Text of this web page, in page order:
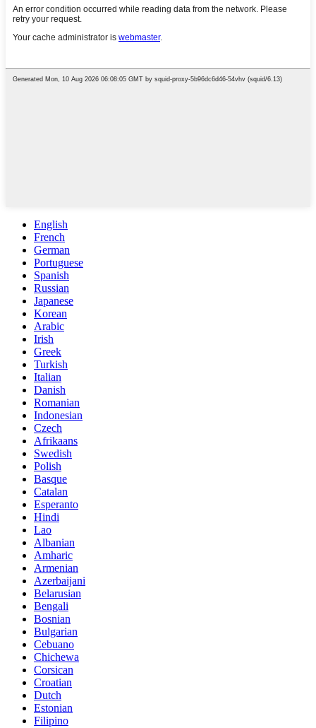
English
French
German
Portuguese
Spanish
Russian
Japanese
Korean
Arabic
Irish
Greek
Turkish
Italian
Danish
Romanian
Indonesian
Czech
Afrikaans
Swedish
Polish
Basque
Catalan
Esperanto
Hindi
Lao
Albanian
Amharic
Armenian
Azerbaijani
Belarusian
Bengali
Bosnian
Bulgarian
Cebuano
Chichewa
Corsican
Croatian
Dutch
Estonian
Filipino